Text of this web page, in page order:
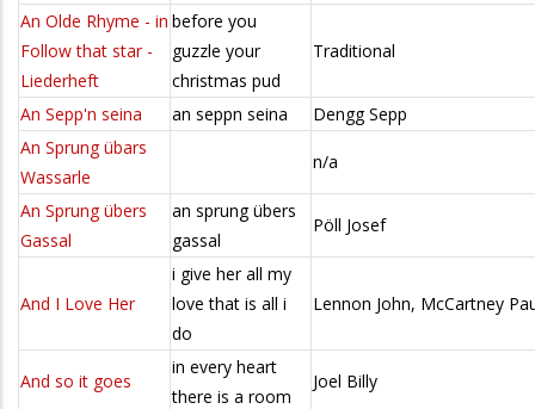
An Olde Rhyme - in
Follow that star -
Liederheft
before you
guzzle your
christmas pud
Traditional
An Sepp'n seina an seppn seina
Dengg Sepp
An Sprung übars
Wassarle
n/a
An Sprung übers
Gassal
an sprung übers
gassal
Pöll Josef
And I Love Her
i give her all my
love that is all i
do
Lennon John, McCartney
And so it goes
in every heart
there is a room
Joel Billy